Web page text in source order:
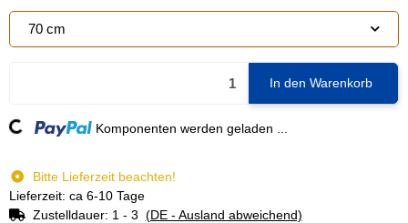
70 cm
In den Warenkorb
Loading... Komponenten werden geladen ...
Bitte Lieferzeit beachten!
Lieferzeit: ca 6-10 Tage
Zustelldauer: 1 - 3 (DE - Ausland abweichend)